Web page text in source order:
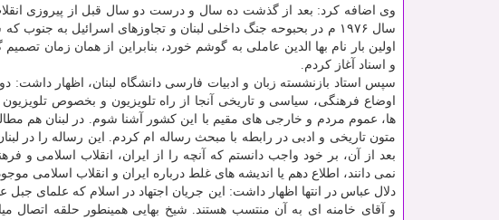
وی اضافه کرد: بعد از گذشت ده سال و درست دو سال قبل از پیروزی
سال ۱۹۷۶ م در بحبوحه جنگ داخلی لبنان و تجاوزهای اسرائیل به
اولین بار نام بها الدین عاملی به گوشم خورد، بنابراین از همان زمان
و اسناد آغاز کردم.
سپس استاد بازنشسته زبان و ادبیات فارسی دانشگاه لبنان، اظهار داشت:
اوضاع فرهنگی، سیاسی و تاریخی آنجا از راه تلویزیون و بخصوص
ها، عموم مردم و خارجی های مقیم با این کشور آشنا شوم. در لبنان هم
متون تاریخی و ادبی در رابطه با مبحث رساله ام کردم. این رساله را در
بعد از آن، بر خود واجب دانستم که آنچه را از ایران، انقلاب اسلامی و
نمی دانند، اطلاع دهم یا اندیشه های غلط درباره ایران و انقلاب اسلامی
دلال عباس در انتها اظهار داشت: این جریان اجتهاد در اسلام که علمای جبل
و آقای خامنه ای به آن منتسب هستند. شیخ بهایی همینطور حلقه اتصال